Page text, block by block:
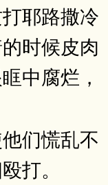
耶路撒冷
时候皮肉
中腐烂，
们慌乱不
打。